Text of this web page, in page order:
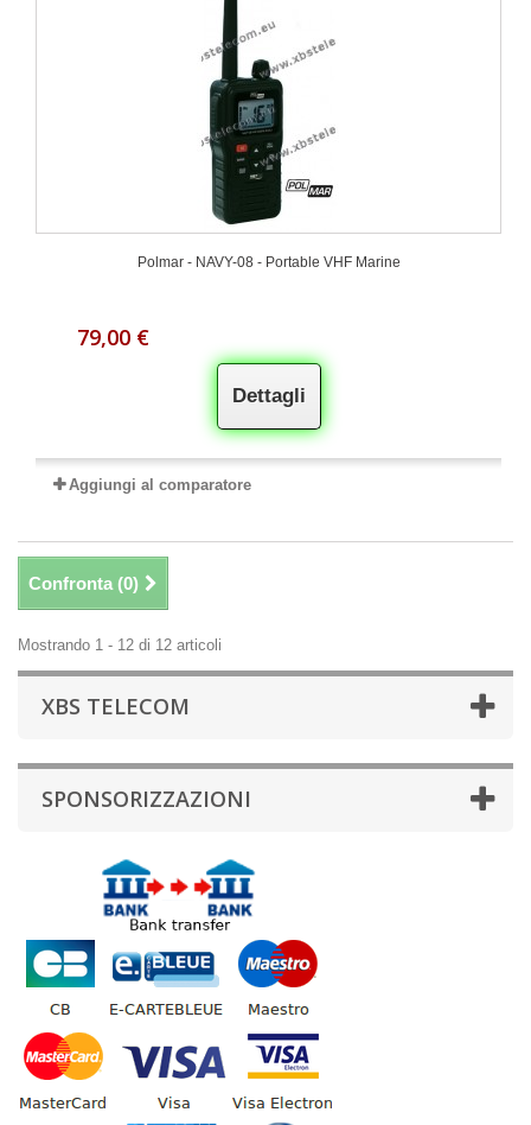
Polmar - NAVY-08 - Portable VHF Marine
79,00 €
Dettagli
Aggiungi al comparatore
Confronta (0)
Mostrando 1 - 12 di 12 articoli
XBS TELECOM
SPONSORIZZAZIONI